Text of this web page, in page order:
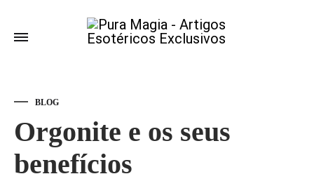
BLOG
Orgonite e os seus
benefícios